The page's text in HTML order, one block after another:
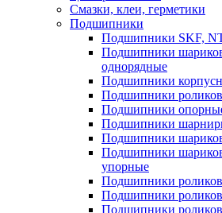
Смазки, клеи, герметики
Подшипники
Подшипники SKF,
Подшипники
однорядные
Подшипники
Подшипники
Подшипники
Подшипники
Подшипники
Подшипники
упорные
Подшипники
Подшипники
Подшипники